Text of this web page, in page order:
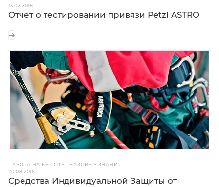
13.02.2018
Отчет о тестировании привязи Petzl ASTRO
РАБОТА НА ВЫСОТЕ - БАЗОВЫЕ ЗНАНИЯ—
20.08.2016
Средства Индивидуальной Защиты от